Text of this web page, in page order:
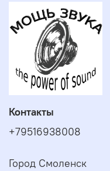
Контакты
+79516938008
Город Смоленск